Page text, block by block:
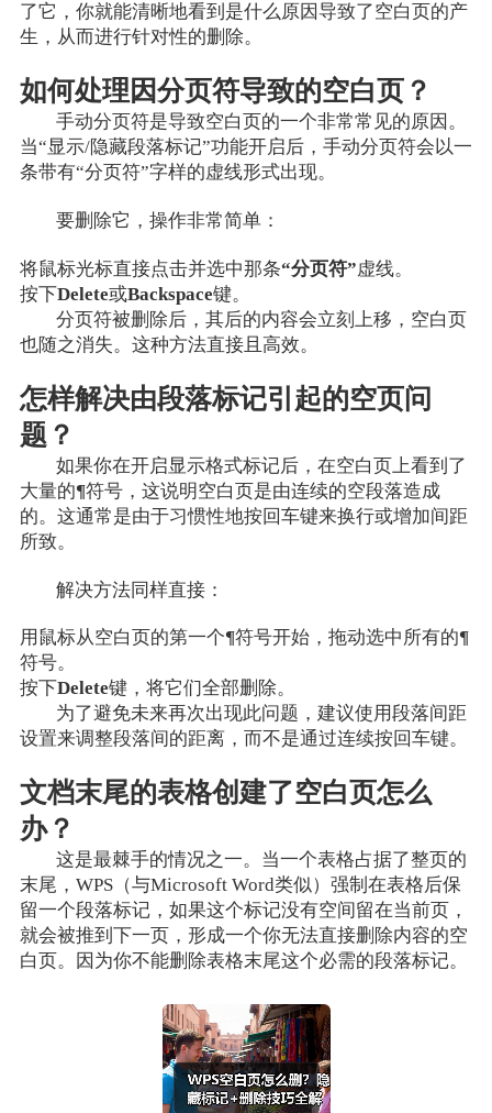
了它，你就能清晰地看到是什么原因导致了空白页的产
生，从而进行针对性的删除。
如何处理因分页符导致的空白页？
手动分页符是导致空白页的一个非常常见的原因。
当“显示/隐藏段落标记”功能开启后，手动分页符会以一
条带有“分页符”字样的虚线形式出现。
要删除它，操作非常简单：
将鼠标光标直接点击并选中那条“分页符”虚线。
按下Delete或Backspace键。
分页符被删除后，其后的内容会立刻上移，空白页
也随之消失。这种方法直接且高效。
怎样解决由段落标记引起的空页问
题？
如果你在开启显示格式标记后，在空白页上看到了
大量的¶符号，这说明空白页是由连续的空段落造成
的。这通常是由于习惯性地按回车键来换行或增加间距
所致。
解决方法同样直接：
用鼠标从空白页的第一个¶符号开始，拖动选中所有的¶
符号。
按下Delete键，将它们全部删除。
为了避免未来再次出现此问题，建议使用段落间距
设置来调整段落间的距离，而不是通过连续按回车键。
文档末尾的表格创建了空白页怎么
办？
这是最棘手的情况之一。当一个表格占据了整页的
末尾，WPS（与Microsoft Word类似）强制在表格后保
留一个段落标记，如果这个标记没有空间留在当前页，
就会被推到下一页，形成一个你无法直接删除内容的空
白页。因为你不能删除表格末尾这个必需的段落标记。